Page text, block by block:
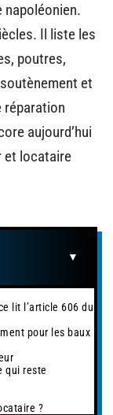
napoléonien.
Il liste les
poutres,
et
réparation
aujourd’hui
et locataire
lit l’article 606 du
pour les baux
qui reste
?